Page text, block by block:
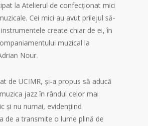
la Atelierul de confecționat mici
Cei mici au avut prilejul să-
create chiar de ei, în
muzical la
Nour.
de UCIMR, și-a propus să aducă
jazz în rândul celor mai
și nu numai, evidențiind
de a transmite o lume plină de